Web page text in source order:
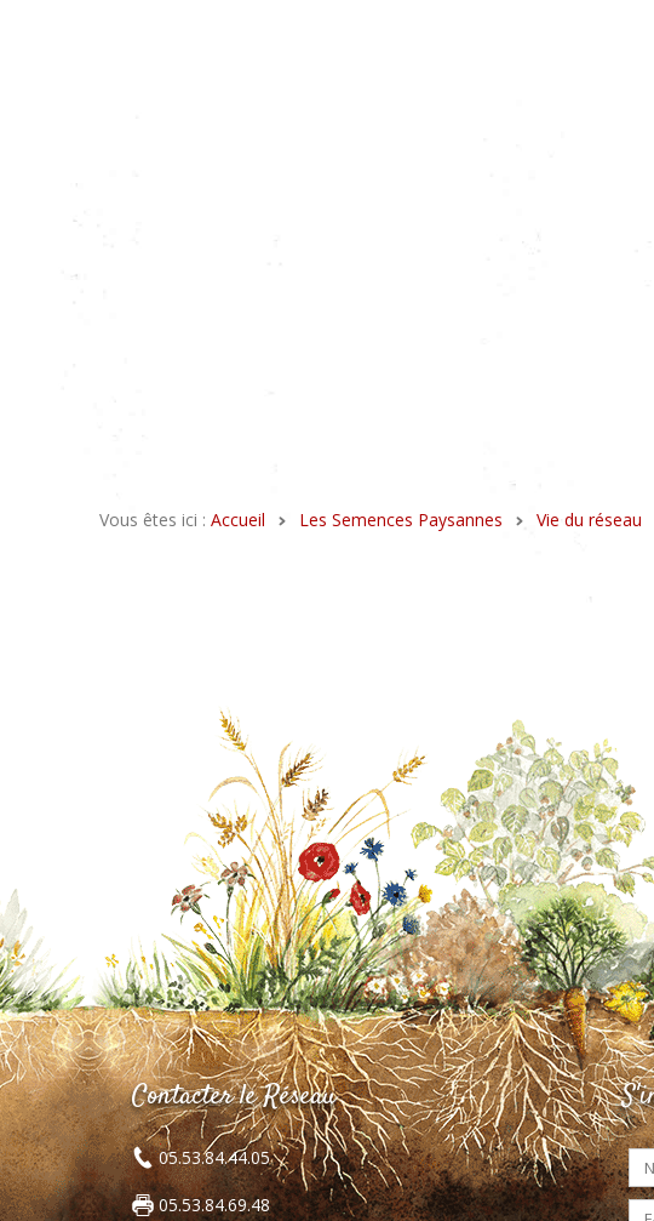
Vous êtes ici : Accueil Les Semences Paysannes Vie du réseau
Contacter le Réseau
05.53.84.44.05
05.53.84.69.48